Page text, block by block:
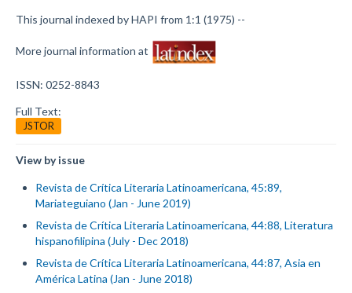
This journal indexed by HAPI from 1:1 (1975) --
More journal information at
ISSN: 0252-8843
Full Text:
JSTOR
View by issue
Revista de Crítica Literaria Latinoamericana, 45:89,
Mariateguiano (Jan - June 2019)
Revista de Crítica Literaria Latinoamericana, 44:88, Literatura
hispanofilipina (July - Dec 2018)
Revista de Crítica Literaria Latinoamericana, 44:87, Asia en
América Latina (Jan - June 2018)